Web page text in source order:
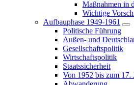
Maßnahmen in
Wichtige
Aufbauphase 1949-1961
Politische Führung
Außen- und
Gesellschaftspolitik
Wirtschaftspolitik
Staatssicherheit
Von 1952 bis zum 17.